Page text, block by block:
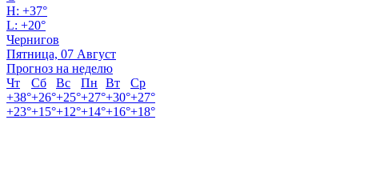
H: +37°
L: +20°
Чернигов
Пятница, 07 Август
Прогноз на неделю
Чт
Сб Вс Пн Вт
Ср
+38°+26°+25°+27°+30°+27°
+23°+15°+12°+14°+16°+18°